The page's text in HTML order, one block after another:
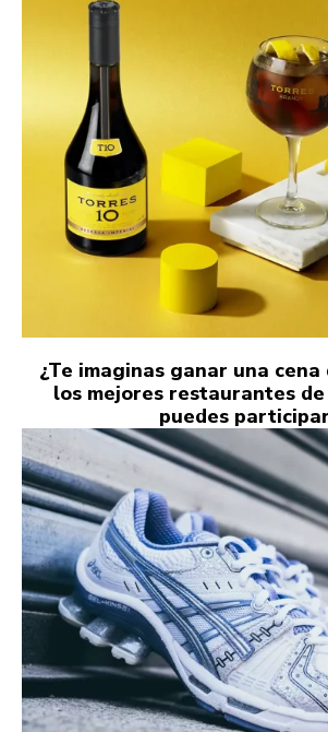
¿Te imaginas ganar una cena
los mejores restaurantes de
puedes participar